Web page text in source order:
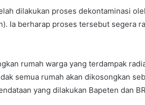
dilakukan proses dekontaminasi
Ia berharap proses tersebut segera
rumah warga yang terdampak
semua rumah akan dikosongkan
yang dilakukan Bapeten dan